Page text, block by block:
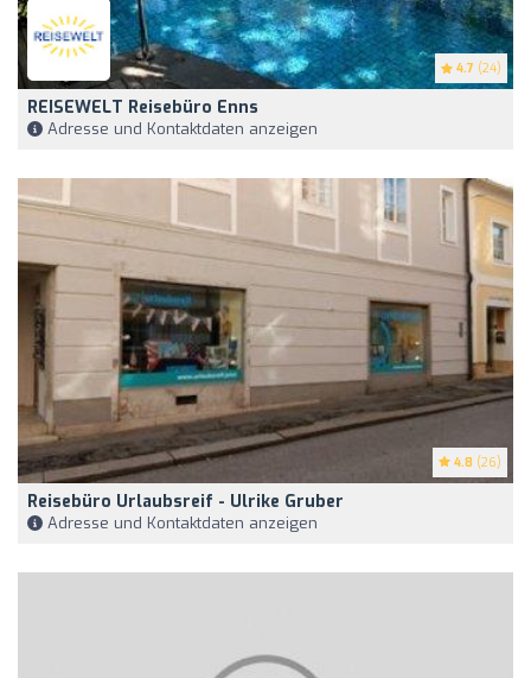
4.7 (24)
REISEWELT Reisebüro Enns
Adresse und Kontaktdaten anzeigen
4.8 (26)
Reisebüro Urlaubsreif - Ulrike Gruber
Adresse und Kontaktdaten anzeigen